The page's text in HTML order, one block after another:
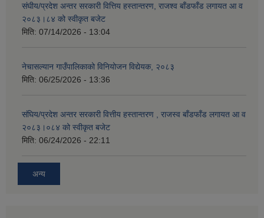
संघीय/प्रदेश अन्तर सरकारी वित्तिय हस्तान्तरण, राजश्व बाँडफाँड लगायत आ व
२०८३।८४ को स्वीकृत बजेट
मिति: 07/14/2026 - 13:04
नेचासल्यान गाउँपालिकाको विनियोजन विद्येयक, २०८३
मिति: 06/25/2026 - 13:36
संघिय/प्रदेश अन्तर सरकारी वित्तीय हस्तान्तरण , राजस्व बाँडफाँड लगायत आ व
२०८३।०८४ को स्वीकृत बजेट
मिति: 06/24/2026 - 22:11
अन्य